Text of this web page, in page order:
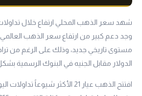
شهد سعر الذهب المحلي ارتفاع خلال
وجد دعم كبير من ارتفاع سعر الذهب
مستوى تاريخي جديد، وذلك على الرغم من
الدولار مقابل الجنيه في البنوك الرسمية
افتتح الذهب عيار 21